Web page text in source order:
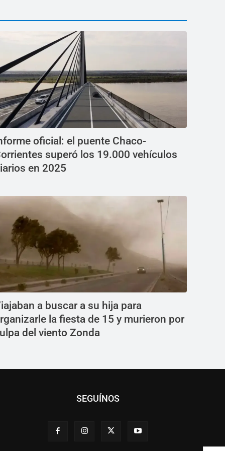
oficial: el puente Chaco-
superó los 19.000 vehículos
en 2025
a buscar a su hija para
la fiesta de 15 y murieron por
del viento Zonda
SEGUÍNOS